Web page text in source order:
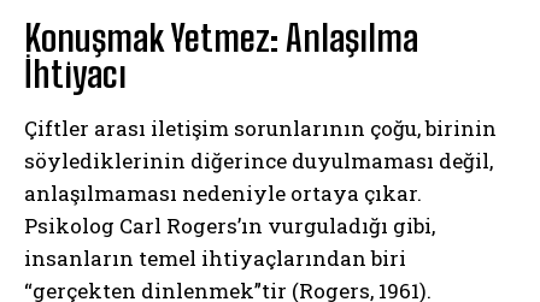
Konuşmak Yetmez: Anlaşılma
İhtiyacı
Çiftler arası iletişim sorunlarının çoğu, birinin
söylediklerinin diğerince duyulmaması değil,
anlaşılmaması nedeniyle ortaya çıkar.
Psikolog Carl Rogers’ın vurguladığı gibi,
insanların temel ihtiyaçlarından biri
“gerçekten dinlenmek”tir (Rogers, 1961).